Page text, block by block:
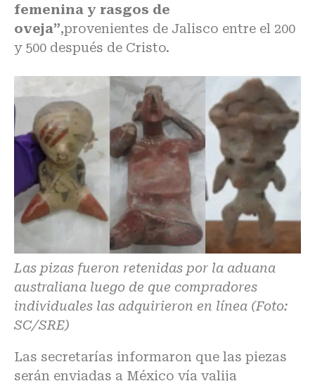
femenina y rasgos de
oveja”,provenientes de Jalisco entre el 200
y 500 después de Cristo.
Las pizas fueron retenidas por la aduana
australiana luego de que compradores
individuales las adquirieron en línea (Foto:
SC/SRE)
Las secretarías informaron que las piezas
serán enviadas a México vía valija